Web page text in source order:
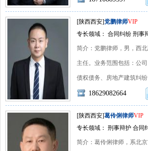
[陕西西安]党鹏律师VIP
专长领域： 合同纠纷 刑事
简介：党鹏律师，男，西
主任。业务范围包括：公
债权债务、房地产建筑纠
18629082664
[陕西西安]葛伶俐律师VIP
专长领域： 刑事辩护 合同
简介：葛伶俐律师，系北